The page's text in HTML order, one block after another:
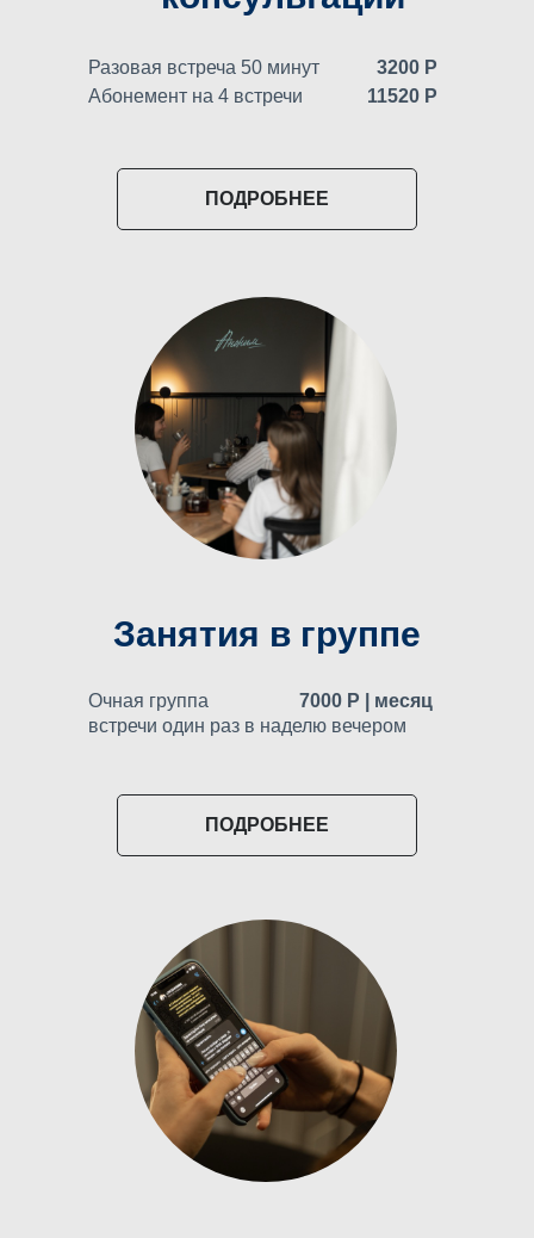
Разовая встреча 50 минут
Абонемент на 4 встречи
3200 Р
11520 Р
7000 Р | месяц
Очная группа
встречи один раз в наделю вечером
ПОДРОБНЕЕ
ПОДРОБНЕЕ
Занятия в группе